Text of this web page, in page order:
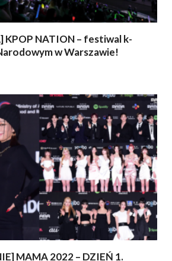
KPOP NATION – festiwal k-
w Warszawie!
MAMA 2022 – DZIEŃ 1.